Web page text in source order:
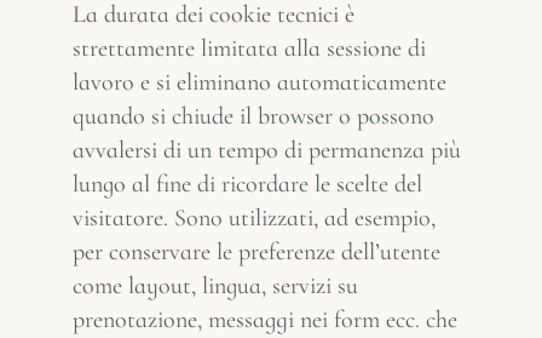
La durata dei cookie tecnici è
strettamente limitata alla sessione di
lavoro e si eliminano automaticamente
quando si chiude il browser o possono
avvalersi di un tempo di permanenza più
lungo al fine di ricordare le scelte del
visitatore. Sono utilizzati, ad esempio,
per conservare le preferenze dell’utente
come layout, lingua, servizi su
prenotazione, messaggi nei form ecc. che